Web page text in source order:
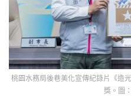
桃園水務局後巷美化宣傳紀錄片《造
獎。圖